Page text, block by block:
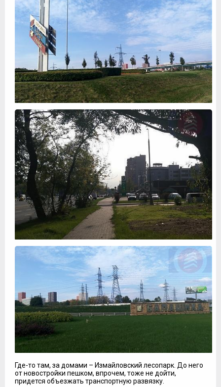
Где-то там, за домами – Измайловский лесопарк. До него
от новостройки пешком, впрочем, тоже не дойти,
придется объезжать транспортную развязку.